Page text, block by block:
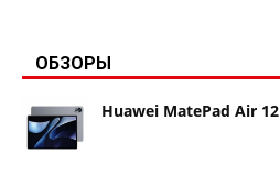
ОБЗОРЫ
Huawei MatePad Air 12